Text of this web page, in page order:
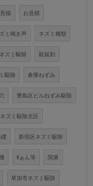
積 お見積
ミ鳴き声 ネズミ種類
ズミ駆除 殺鼠剤
駆除 倉庫ねずみ
豊島区ビルねずみ駆除
ネズミ駆除北区
新宿区ネズミ駆除
Kぁん等 関東
草加市ネズミ駆除